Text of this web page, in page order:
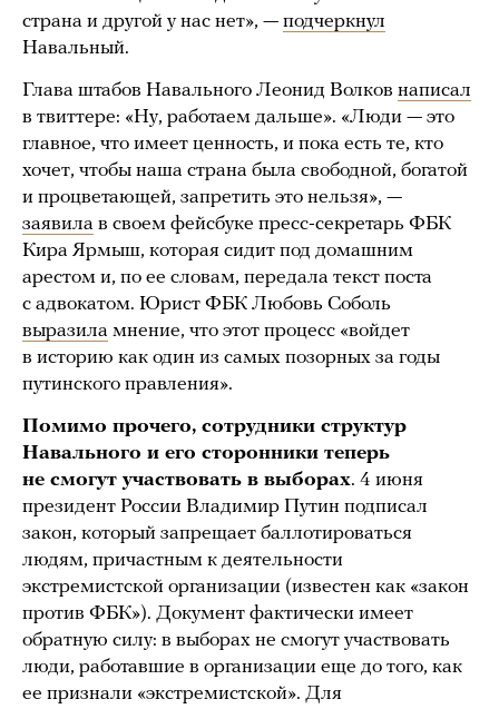
страна и другой у нас нет», — подчеркнул
Навальный.
Глава штабов Навального Леонид Волков написал
в твиттере: «Ну, работаем дальше». «Люди — это
главное, что имеет ценность, и пока есть те, кто
хочет, чтобы наша страна была свободной, богатой
и процветающей, запретить это нельзя», —
заявила в своем фейсбуке пресс-секретарь ФБК
Кира Ярмыш, которая сидит под домашним
арестом и, по ее словам, передала текст поста
с адвокатом. Юрист ФБК Любовь Соболь
выразила мнение, что этот процесс «войдет
в историю как один из самых позорных за годы
путинского правления».
Помимо прочего, сотрудники структур
Навального и его сторонники теперь
не смогут участвовать в выборах. 4 июня
президент России Владимир Путин подписал
закон, который запрещает баллотироваться
людям, причастным к деятельности
экстремистской организации (известен как «закон
против ФБК»). Документ фактически имеет
обратную силу: в выборах не смогут участвовать
люди, работавшие в организации еще до того, как
ее признали «экстремистской». Для